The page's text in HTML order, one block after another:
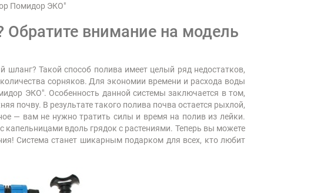
Помидор ЭКО"
Обратите внимание на модель
шланг? Такой способ полива имеет целый ряд недостатков,
сорняков. Для экономии времени и расхода воды
ЭКО". Особенность данной системы заключается в том,
почву. В результате такого полива почва остается рыхлой,
— вам не нужно тратить силы и время на полив из лейки.
капельницами вдоль грядок с растениями. Теперь вы можете
Система станет шикарным подарком для всех, кто любит